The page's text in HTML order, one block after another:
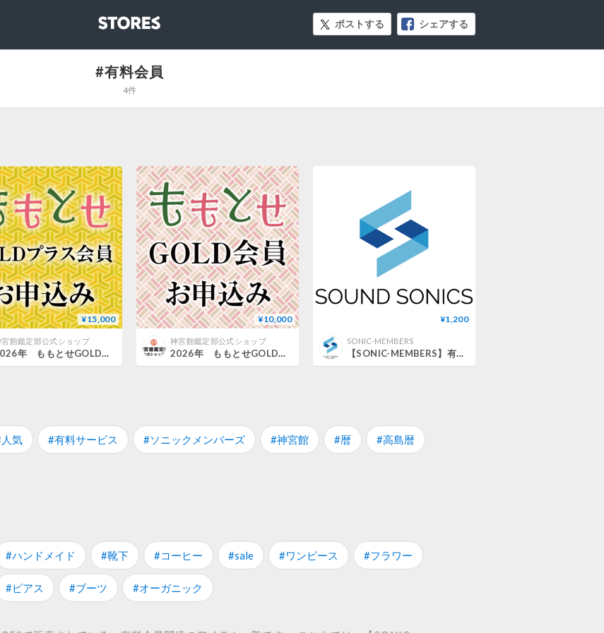
STORES ポストする シェアする
#有料会員
4件
¥15,000
宮館鑑定部公式ショップ
2026年 ももとせGOLDプラス会員 お申込み
¥10,000
神宮館鑑定部公式ショップ
2026年 ももとせGOLD会員 お申込み
¥1,200
SONIC-MEMBERS
【SONIC-MEMBERS】有料会員登録
気 #有料サービス #ソニックメンバーズ #神宮館 #暦 #高島暦
#ハンドメイド #靴下 #コーヒー #sale #ワンピース #フラワー
#ピアス #ブーツ #オーガニック